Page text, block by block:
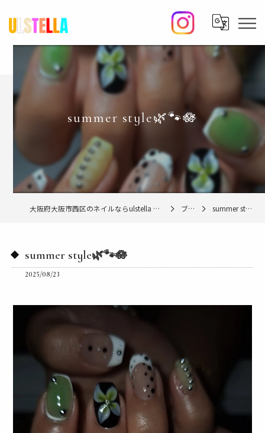
summer style🌿🐾🪷
大阪府大阪市西区のネイルならulstella nail studio【ウルステラ】 ブログ summer style🌿🐾🪷
summer style🌿🐾🪷
2025/08/23